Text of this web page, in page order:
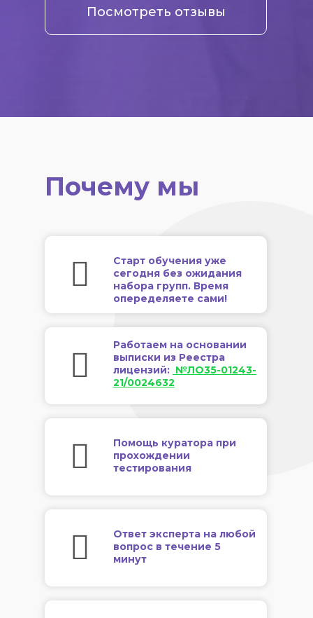
Посмотреть отзывы
Почему мы
Старт обучения уже
сегодня без ожидания
набора групп. Время
опеределяете сами!
Работаем на основании
выписки из Реестра
лицензий: №ЛО35-01243-
21/0024632
Помощь куратора при
прохождении
тестирования
Ответ эксперта на любой
вопрос в течение 5
минут